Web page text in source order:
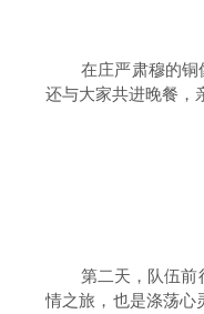
在庄严肃穆的
还与大家共进晚餐，
第二天，队伍前
情之旅，也是涤荡心